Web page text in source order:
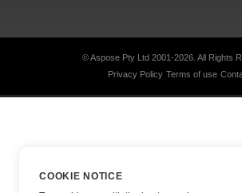
© Aspose Pty Ltd 2001-2026. All Rights
Privacy Policy Terms of use
COOKIE NOTICE